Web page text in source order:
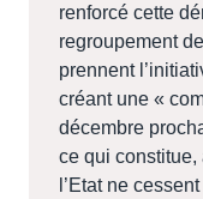
renforcé cette
regroupement
prennent
créant une «
décembre
ce qui constitue,
l’Etat ne